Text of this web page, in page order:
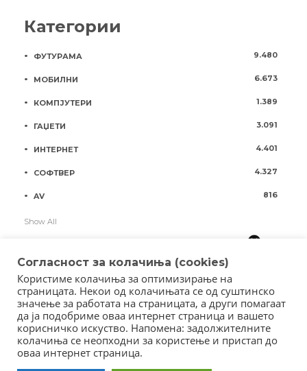
Категории
ФУТУРАМА 9.480
МОБИЛНИ 6.673
КОМПЈУТЕРИ 1.389
ГАЏЕТИ 3.091
ИНТЕРНЕТ 4.401
СОФТВЕР 4.327
AV 816
Show All
Copyright © 2018 - Member of IAB Macedonia
Согласност за колачиња (cookies)
Користиме колачиња за оптимизирање на
страницата. Некои од колачињата се од суштинско
значење за работата на страницата, а други помагаат
да ја подобриме оваа интернет страница и вашето
корисничко искуство. Напомена: задолжителните
колачиња се неопходни за користење и пристап до
оваа интернет страница.